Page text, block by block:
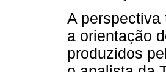
A perspectiva
a orientação
produzidos